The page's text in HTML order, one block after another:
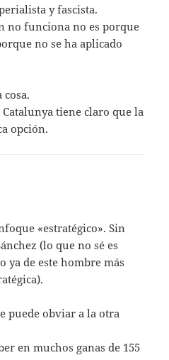
y fascista.
no funciona no es porque
no se ha aplicado
cosa.
tiene claro que la
opción.
«estratégico». Sin
(lo que no sé es
ya de este hombre más
puede obviar a la otra
en muchos ganas de 155